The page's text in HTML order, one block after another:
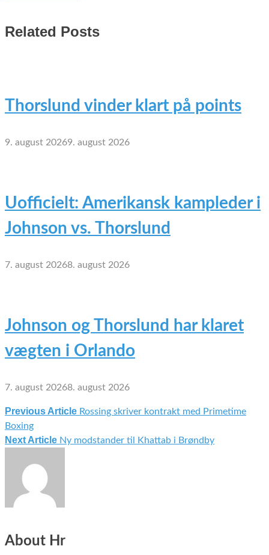
Related Posts
Thorslund vinder klart på points
9. august 20269. august 2026
Uofficielt: Amerikansk kampleder i
Johnson vs. Thorslund
7. august 20268. august 2026
Johnson og Thorslund har klaret
vægten i Orlando
7. august 20268. august 2026
Indlægsnavigation
Previous Article Rossing skriver kontrakt med Primetime
Boxing
Next Article Ny modstander til Khattab i Brøndby
About Hr